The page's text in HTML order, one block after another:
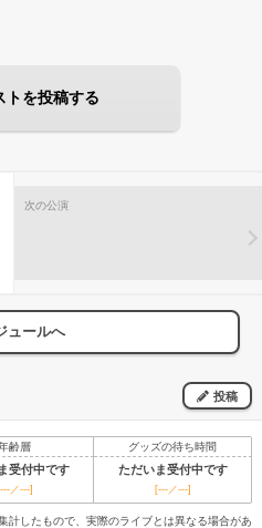
トを投稿する
次の公演
ュールへ
投稿
齢層 グッズの待ち時間
受付中です ただいま受付中です
／---] [---／---]
したもので、実際のライブとは異なる場合があ